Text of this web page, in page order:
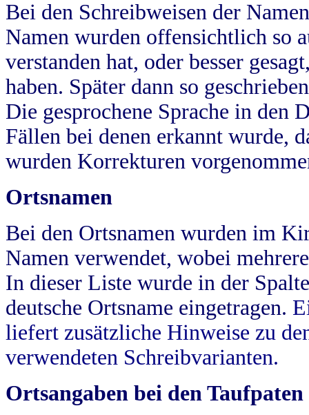
Bei den Schreibweisen der
Namen wurden offensichtlich so
verstanden hat, oder besser
haben. Später dann so
Die gesprochene Sprache in
Fällen bei denen erkannt wurde,
wurden Korrekturen
Ortsnamen
Bei den Ortsnamen wurden im
Namen verwendet, wobei
In dieser Liste wurde in der
deutsche Ortsname eingetragen.
liefert zusätzliche Hinweise zu
verwendeten Schreibvarianten.
Ortsangaben bei den Taufpaten